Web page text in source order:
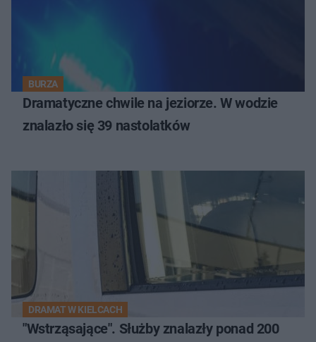
BURZA
Dramatyczne chwile na jeziorze. W wodzie
znalazło się 39 nastolatków
DRAMAT W KIELCACH
"Wstrząsające". Służby znalazły ponad 200